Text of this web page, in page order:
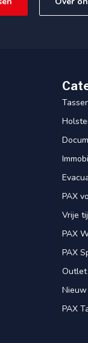
PAX
Vrije
PAX
PAX
Outlet
Nieuw
PAX